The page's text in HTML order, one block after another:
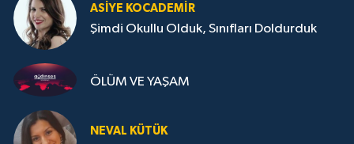
ASIYE KOCADEMİR
Şimdi Okullu Olduk, Sınıfları Doldurduk
ÖLÜM VE YAŞAM
NEVAL KÜTÜK